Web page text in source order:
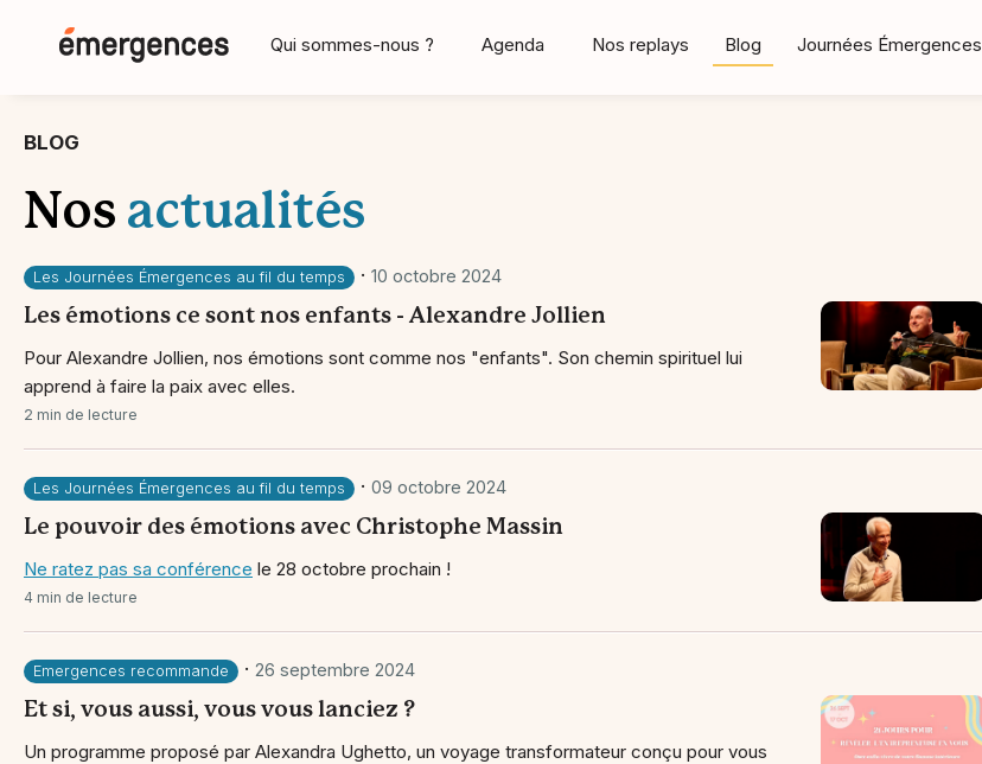
Qui sommes-nous ? Agenda Nos replays Blog Journées Émergences
BLOG
Nos actualités
Les Journées Émergences au fil du temps · 10 octobre 2024
Les émotions ce sont nos enfants - Alexandre Jollien
Pour Alexandre Jollien, nos émotions sont comme nos "enfants". Son chemin spirituel lui
apprend à faire la paix avec elles.
2 min de lecture
Les Journées Émergences au fil du temps · 09 octobre 2024
Le pouvoir des émotions avec Christophe Massin
Ne ratez pas sa conférence le 28 octobre prochain !
4 min de lecture
Emergences recommande · 26 septembre 2024
Et si, vous aussi, vous vous lanciez ?
Un programme proposé par Alexandra Ughetto, un voyage transformateur conçu pour vous